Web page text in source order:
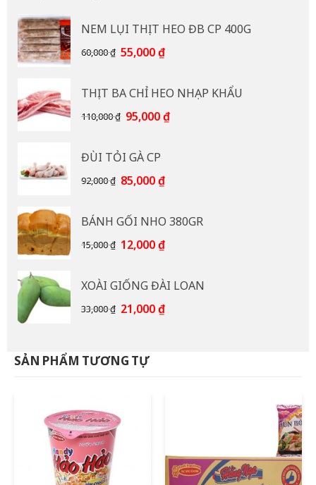
NEM LỤI THỊT HEO ĐB CP 400G
60,000₫ Giá
60,000 ₫.
55,000₫Giá
là:
55,000 ₫.
THỊT BA CHỈ HEO NHẠP KHẨU
110,000₫ Giá
110,000 ₫.
95,000₫Giá
ĐÙI TỎI GÀ CP
92,000₫ Giá
92,000 ₫.
85,000₫Giá
là:
85,000 ₫.
BÁNH GỐI NHO 380GR
15,000₫ Giá
15,000 ₫.
12,000₫Giá
là:
12,000 ₫.
XOÀI GIỐNG ĐÀI LOAN
33,000₫ Giá
33,000 ₫.
21,000₫Giá
SẢN PHẨM TƯƠNG TỰ